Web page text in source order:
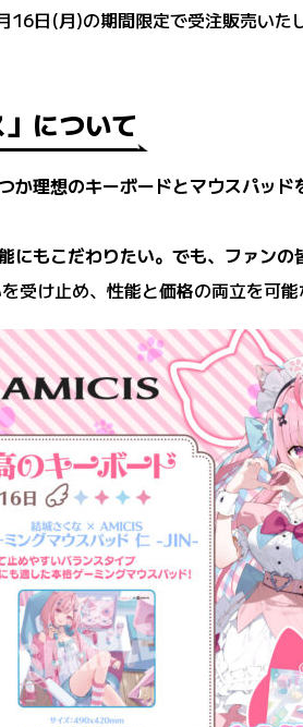
日(月)の期間限定で受注販売いた
について
つか理想のキーボードとマウスパッド
にもこだわりたい。でも、ファン
受け止め、性能と価格の両立を可能